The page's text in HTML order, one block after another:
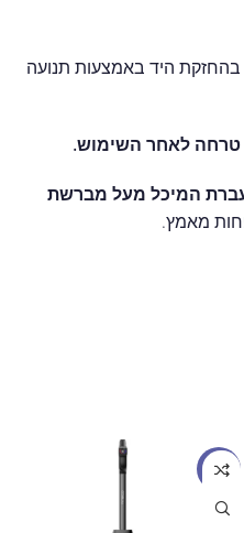
היד באמצעות תנועה
טרחה לאחר השימוש.
המיכל מעל מברשת
מאמץ.
מבצע